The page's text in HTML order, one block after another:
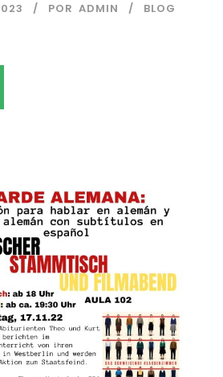
POR ADMIN BLOG